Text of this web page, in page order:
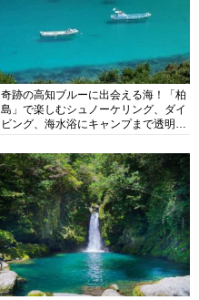
奇跡の高知ブルーに出会える海！「柏
島」で楽しむシュノーケリング、ダイ
ビング、海水浴にキャンプまで透明度